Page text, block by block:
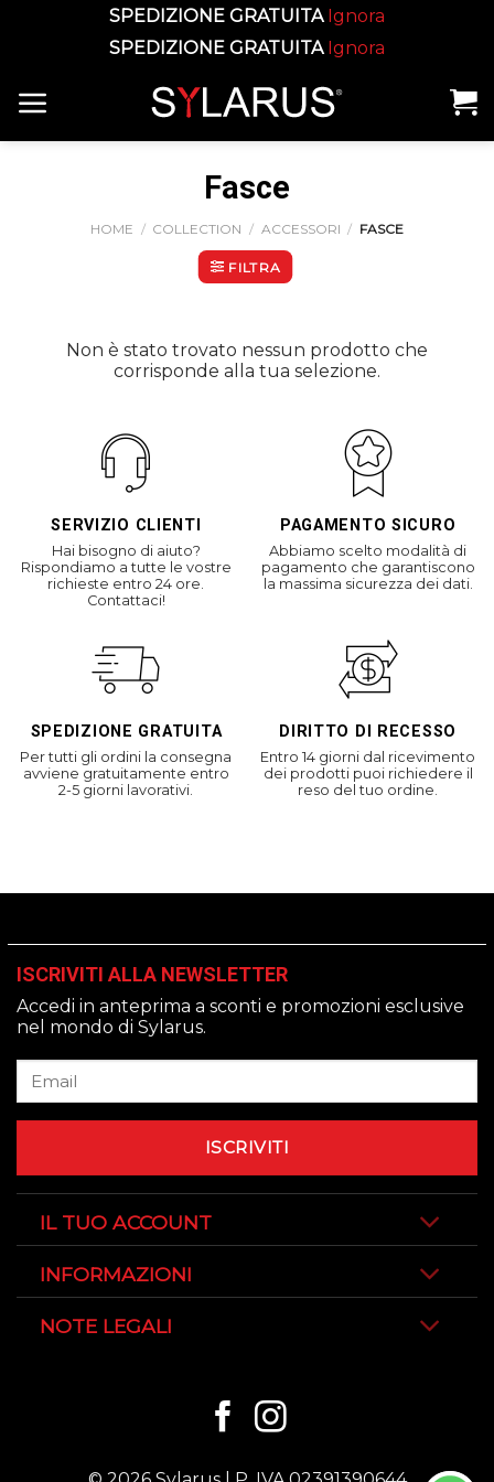
SPEDIZIONE GRATUITA Ignora
SPEDIZIONE GRATUITA Ignora
content
Fasce
HOME / COLLECTION / ACCESSORI / FASCE
FILTRA
Non è stato trovato nessun prodotto che
corrisponde alla tua selezione.
SERVIZIO CLIENTI
Hai bisogno di aiuto?
Rispondiamo a tutte le vostre
richieste entro 24 ore.
Contattaci!
PAGAMENTO SICURO
Abbiamo scelto modalità di
pagamento che garantiscono
la massima sicurezza dei dati.
SPEDIZIONE GRATUITA
Per tutti gli ordini la consegna
avviene gratuitamente entro
2-5 giorni lavorativi.
DIRITTO DI RECESSO
Entro 14 giorni dal ricevimento
dei prodotti puoi richiedere il
reso del tuo ordine.
ISCRIVITI ALLA NEWSLETTER
Accedi in anteprima a sconti e promozioni esclusive
nel mondo di Sylarus.
IL TUO ACCOUNT
INFORMAZIONI
NOTE LEGALI